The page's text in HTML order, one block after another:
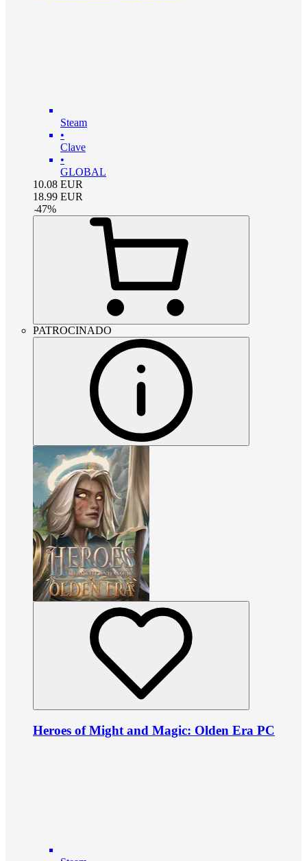
Steam
•
Clave
•
GLOBAL
10.08 EUR
18.99 EUR
-47%
PATROCINADO
Heroes of Might and Magic: Olden Era PC